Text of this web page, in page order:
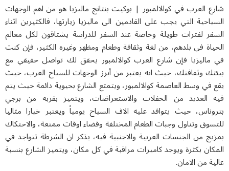
العرب في كوالالمبور | بوكيت بنتانج ماليزيا هو من اهم الوجهات
التي يجب على القادمين الى ماليزيا زيارتها، فالكثيرين اثناء
لفترات طويلة وخاصة عند السفر للدراسة يشتاقون لكل معالم
في بلدهم، من لغة وثقافة وطعام ومظهر وغيره الكثير، فإن كنت
فإن شارع العرب كوالالمبور يحقق لك تواصل حقيقي مع
وثقافتك، حيث انه يعتبر من أبرز الوجهات للسياح العرب، حيث
وسط العاصمة كوالالمبور، ويتمتع الشارع بحيوية دائمة حيث يتم
العديد من الحفلات والاستعراضات، ويتميز بقربه من برجي
حيث يتوافد عليه الاف السياح يومياً ويعتبر خيارا مثاليا
وتناول وجبات الطعام المختلفة وقضاء اوقات ممتعة، والاحتكاك
من الجنسات العربية والاجنبية فيه، يذكر ان الشرطة تتواجد في
بكثرة ويوجد كاميرات مراقبة في كل مكان، ويتميز الشارع بنسبة
من الامان.